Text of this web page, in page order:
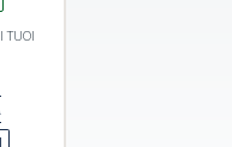
TUOI